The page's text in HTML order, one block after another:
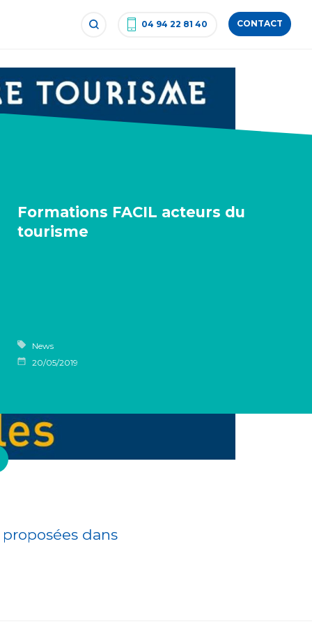
04 94 22 81 40 CONTACT
Formations FACIL acteurs du
tourisme
News
20/05/2019
dans